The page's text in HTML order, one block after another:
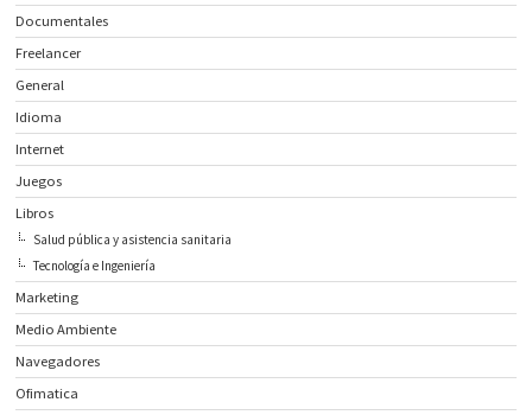
Documentales
Freelancer
General
Idioma
Internet
Juegos
Libros
Salud pública y asistencia sanitaria
Tecnología e Ingeniería
Marketing
Medio Ambiente
Navegadores
Ofimatica